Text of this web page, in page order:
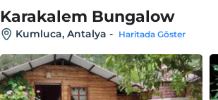
Karakalem Bungalow
Kumluca, Antalya - Haritada Göster